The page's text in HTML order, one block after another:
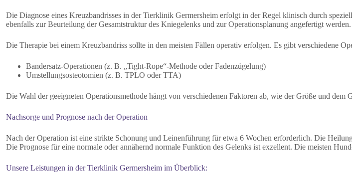
Die Diagnose eines Kreuzbandrisses in der Tierklinik Germersheim erfolgt in der Regel klinisch durch
ebenfalls zur Beurteilung der Gesamtstruktur des Kniegelenks und zur Operationsplanung angefertigt werden.
Die Therapie bei einem Kreuzbandriss sollte in den meisten Fällen operativ erfolgen. Es gibt verschiedene
Bandersatz-Operationen (z. B. „Tight-Rope“-Methode oder Fadenzügelung)
Umstellungsosteotomien (z. B. TPLO oder TTA)
Die Wahl der geeigneten Operationsmethode hängt von verschiedenen Faktoren ab, wie der Größe und
Nachsorge und Prognose nach der Operation
Nach der Operation ist eine strikte Schonung und Leinenführung für etwa 6 Wochen erforderlich. Die
Die Prognose für eine normale oder annähernd normale Funktion des Gelenks ist exzellent. Die meisten
Unsere Leistungen in der Tierklinik Germersheim im Überblick: